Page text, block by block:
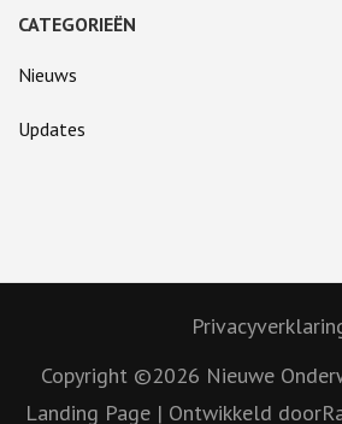
CATEGORIEËN
Nieuws
Updates
Copyright ©2026 Nieuwe
Landing Page | Ontwikkeld door